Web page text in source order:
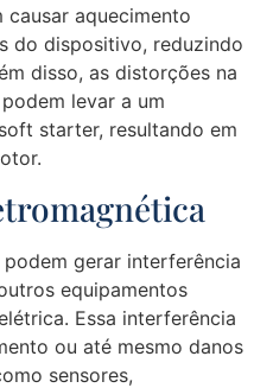
aquecimento
do dispositivo, reduzindo
disso, as distorções na
levar a um
starter, resultando em
gerar interferência
equipamentos
Essa interferência
ou até mesmo danos
sensores,